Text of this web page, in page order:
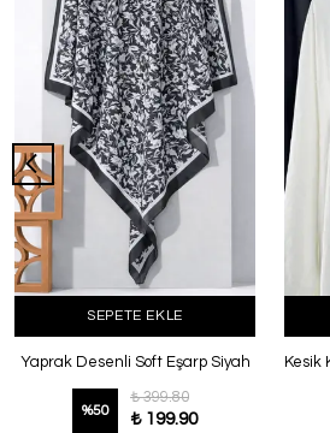
SEPETE EKLE
Yaprak Desenli Soft Eşarp Siyah
%50
₺ 399.80
₺ 199.90